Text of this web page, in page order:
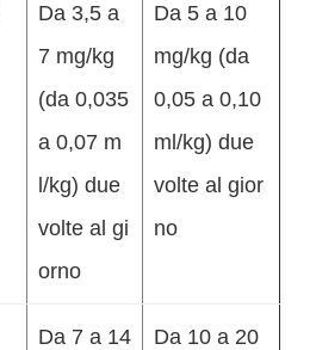
Da 3,5 a
7 mg/kg
(da 0,035
a 0,07 m
l/kg) due
volte al gi
orno
Da 5 a 10
mg/kg (da
0,05 a 0,10
ml/kg) due
volte al gior
no
Da 7 a 14
Da 10 a 20